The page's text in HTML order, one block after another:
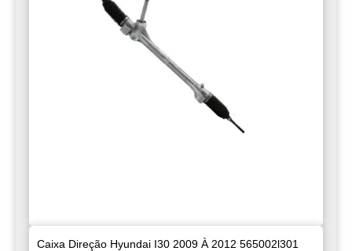
Caixa Direção Hyundai I30 2009 À 2012 565002l301